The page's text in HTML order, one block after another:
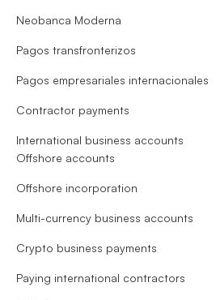
Neobanca Moderna
Pagos transfronterizos
Pagos empresariales internacionales
Contractor payments
International business accounts
Offshore accounts
Offshore incorporation
Multi-currency business accounts
Crypto business payments
Paying international contractors